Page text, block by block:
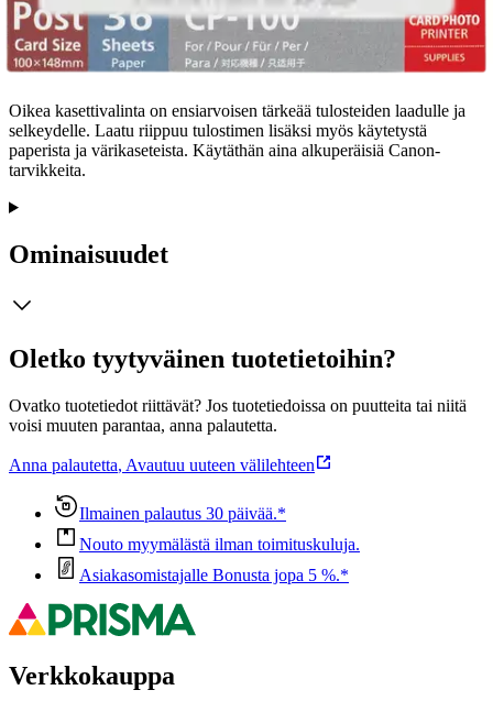
Tuotekuvaus
Oikea kasettivalinta on ensiarvoisen tärkeää tulosteiden laadulle ja
selkeydelle. Laatu riippuu tulostimen lisäksi myös käytetystä
paperista ja värikaseteista. Käytäthän aina alkuperäisiä Canon-
tarvikkeita.
Ominaisuudet
Oletko tyytyväinen tuotetietoihin?
Ovatko tuotetiedot riittävät? Jos tuotetiedoissa on puutteita tai niitä
voisi muuten parantaa, anna palautetta.
Anna palautetta, Avautuu uuteen välilehteen
Ilmainen palautus 30 päivää.*
Nouto myymälästä ilman toimituskuluja.
Asiakasomistajalle Bonusta jopa 5 %.*
Verkkokauppa